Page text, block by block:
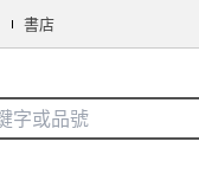
書店